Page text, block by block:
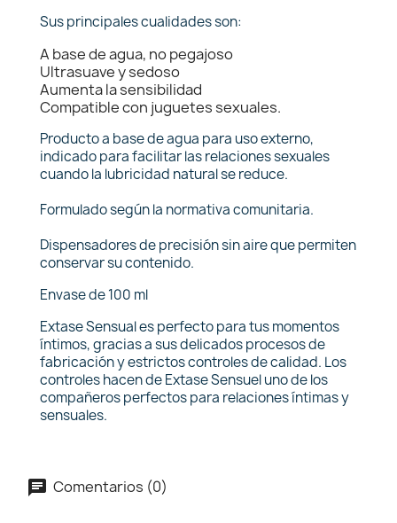
Sus principales cualidades son:
A base de agua, no pegajoso
Ultrasuave y sedoso
Aumenta la sensibilidad
Compatible con juguetes sexuales.
Producto a base de agua para uso externo,
indicado para facilitar las relaciones sexuales
cuando la lubricidad natural se reduce.
Formulado según la normativa comunitaria.
Dispensadores de precisión sin aire que permiten
conservar su contenido.
Envase de 100 ml
Extase Sensual es perfecto para tus momentos
íntimos, gracias a sus delicados procesos de
fabricación y estrictos controles de calidad. Los
controles hacen de Extase Sensuel uno de los
compañeros perfectos para relaciones íntimas y
sensuales.
Comentarios (0)